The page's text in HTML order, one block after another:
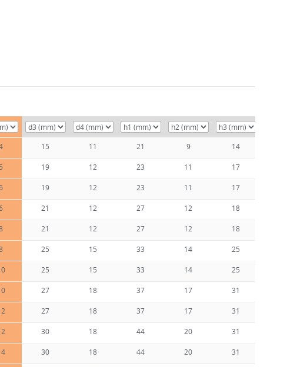
15 11 21 9 14
19 12 23 11 17
19 12 23 11 17
21 12 27 12 18
21 12 27 12 18
25 15 33 14 25
25 15 33 14 25
27 18 37 17 31
27 18 37 17 31
30 18 44 20 31
30 18 44 20 31